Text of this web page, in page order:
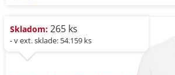
Skladom: 265 ks
- v ext. sklade: 54.159 ks